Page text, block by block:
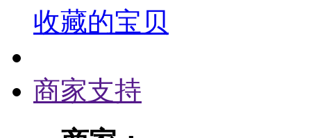
收藏的宝贝
商家支持